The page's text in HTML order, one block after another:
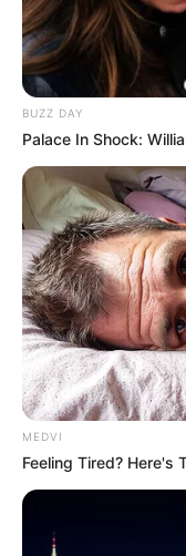
BUZZ DAY
Palace In Shock:
MEDVI
Feeling Tired? Here's